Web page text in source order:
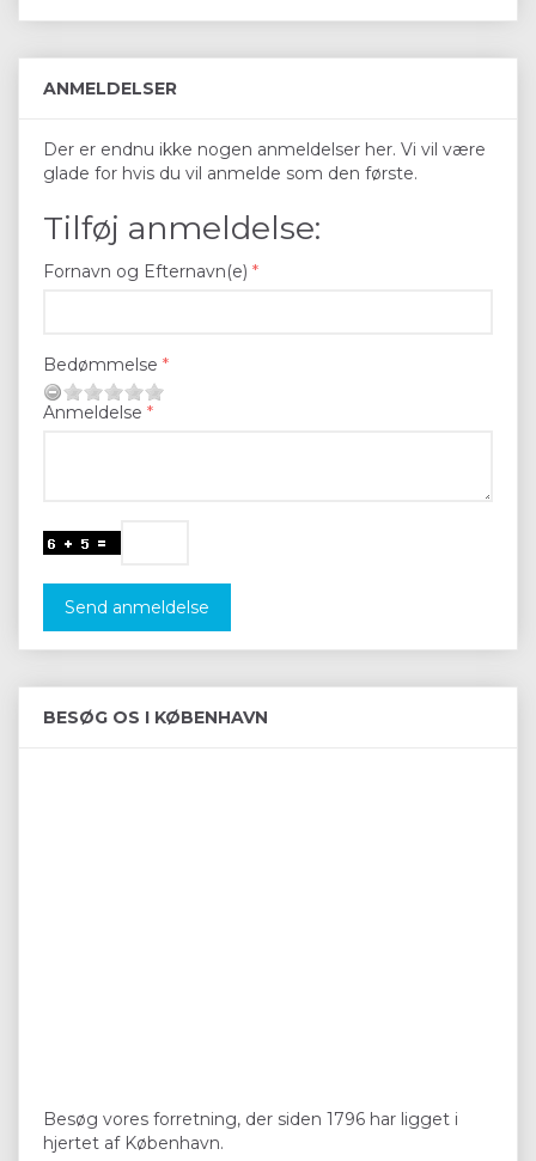
ANMELDELSER
Der er endnu ikke nogen anmeldelser her. Vi vil være
glade for hvis du vil anmelde som den første.
Tilføj anmeldelse:
Fornavn og Efternavn(e)
Bedømmelse
Anmeldelse
Send anmeldelse
BESØG OS I KØBENHAVN
Besøg vores forretning, der siden 1796 har ligget i
hjertet af København.